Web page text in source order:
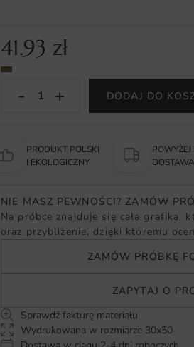
41.93zł
DODAJ DO
PRODUKT POLSKI
I EKOLOGICZNY
NIE MASZ PEWNOŚCI? ZAMÓW
Na próbce znajduje się cała grafika,
oraz przybliżenie, dzięki któremu
ZAMÓW PRÓBKĘ
ZAPYTAJ O
Sprawdź fakturę materiału
Wydrukowana w rozmiarze 30x50